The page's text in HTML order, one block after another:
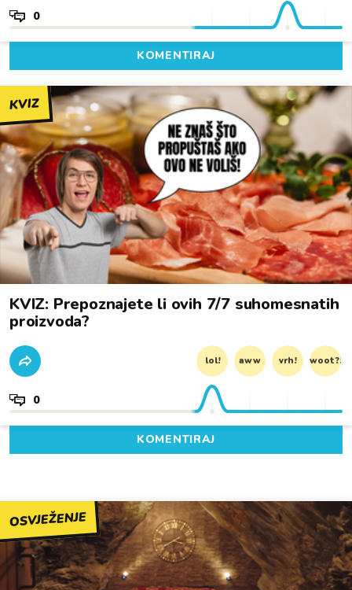
0
KOMENTIRAJ
KVIZ
KVIZ: Prepoznajete li ovih 7/7 suhomesnatih
proizvoda?
lol! aww vrh! woot?!
0
KOMENTIRAJ
OSVJEŽENJE